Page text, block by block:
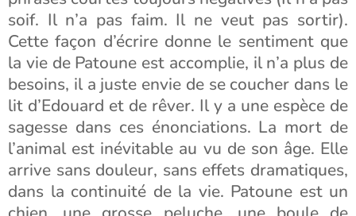
soif. Il n’a pas faim. Il ne veut pas sortir).
Cette façon d’écrire donne le sentiment que
la vie de Patoune est accomplie, il n’a plus de
besoins, il a juste envie de se coucher dans le
lit d’Edouard et de rêver. Il y a une espèce de
sagesse dans ces énonciations. La mort de
l’animal est inévitable au vu de son âge. Elle
arrive sans douleur, sans effets dramatiques,
dans la continuité de la vie. Patoune est un